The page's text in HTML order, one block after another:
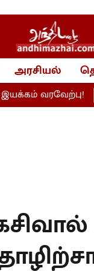
அரசியல்